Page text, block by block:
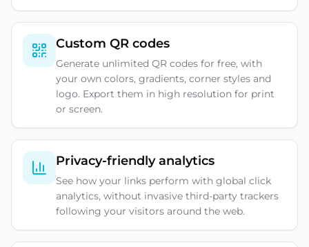
Custom QR codes
Generate unlimited QR codes for free, with
your own colors, gradients, corner styles and
logo. Export them in high resolution for print
or screen.
Privacy-friendly analytics
See how your links perform with global click
analytics, without invasive third-party trackers
following your visitors around the web.